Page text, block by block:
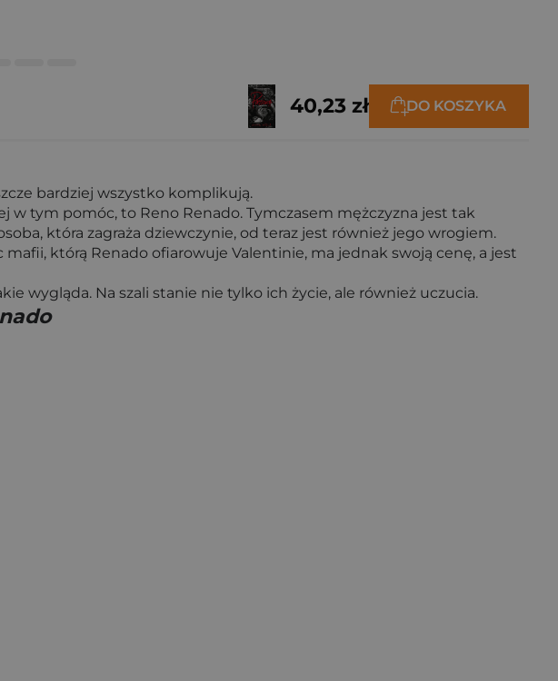
40,23 zł DO KOSZYKA
bardziej wszystko komplikują.
w tym pomóc, to Reno Renado. Tymczasem mężczyzna jest tak
która zagraża dziewczynie, od teraz jest również jego wrogiem.
którą Renado ofiarowuje Valentinie, ma jednak swoją cenę, a jest
wygląda. Na szali stanie nie tylko ich życie, ale również uczucia.